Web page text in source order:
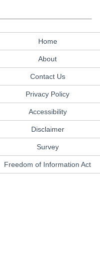
Home
About
Contact Us
Privacy Policy
Accessibility
Disclaimer
Survey
Freedom of Information Act